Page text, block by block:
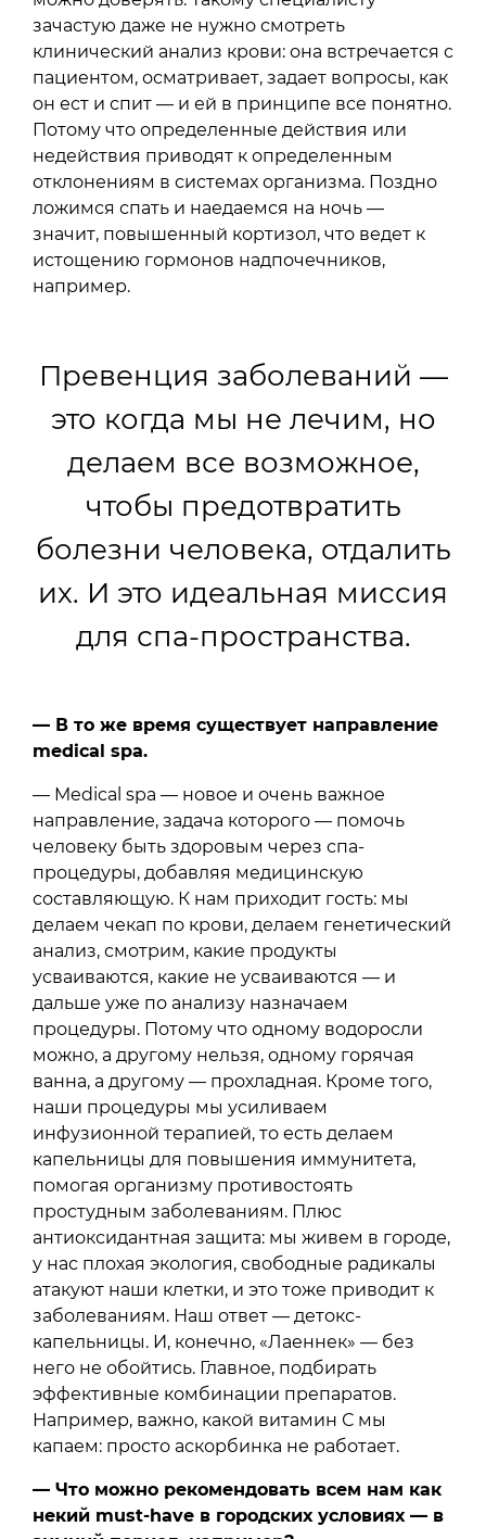
зачастую даже не нужно смотреть
клинический анализ крови: она встречается с
пациентом, осматривает, задает вопросы, как
он ест и спит — и ей в принципе все понятно.
Потому что определенные действия или
недействия приводят к определенным
отклонениям в системах организма. Поздно
ложимся спать и наедаемся на ночь —
значит, повышенный кортизол, что ведет к
истощению гормонов надпочечников,
например.
Превенция заболеваний —
это когда мы не лечим, но
делаем все возможное,
чтобы предотвратить
болезни человека, отдалить
их. И это идеальная миссия
для спа-пространства.
— В то же время существует направление
medical spa.
— Medical spa — новое и очень важное
направление, задача которого — помочь
человеку быть здоровым через спа-
процедуры, добавляя медицинскую
составляющую. К нам приходит гость: мы
делаем чекап по крови, делаем генетический
анализ, смотрим, какие продукты
усваиваются, какие не усваиваются — и
дальше уже по анализу назначаем
процедуры. Потому что одному водоросли
можно, а другому нельзя, одному горячая
ванна, а другому — прохладная. Кроме того,
наши процедуры мы усиливаем
инфузионной терапией, то есть делаем
капельницы для повышения иммунитета,
помогая организму противостоять
простудным заболеваниям. Плюс
антиоксидантная защита: мы живем в городе,
у нас плохая экология, свободные радикалы
атакуют наши клетки, и это тоже приводит к
заболеваниям. Наш ответ — детокс-
капельницы. И, конечно, «Лаеннек» — без
него не обойтись. Главное, подбирать
эффективные комбинации препаратов.
Например, важно, какой витамин С мы
капаем: просто аскорбинка не работает.
— Что можно рекомендовать всем нам как
некий must-have в городских условиях — в